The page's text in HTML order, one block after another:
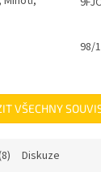
98/
VŠECHNY
Diskuze